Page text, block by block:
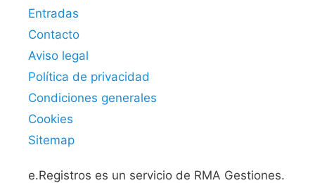
Entradas
Contacto
Aviso legal
Política de privacidad
Condiciones generales
Cookies
Sitemap
e.Registros es un servicio de RMA Gestiones.